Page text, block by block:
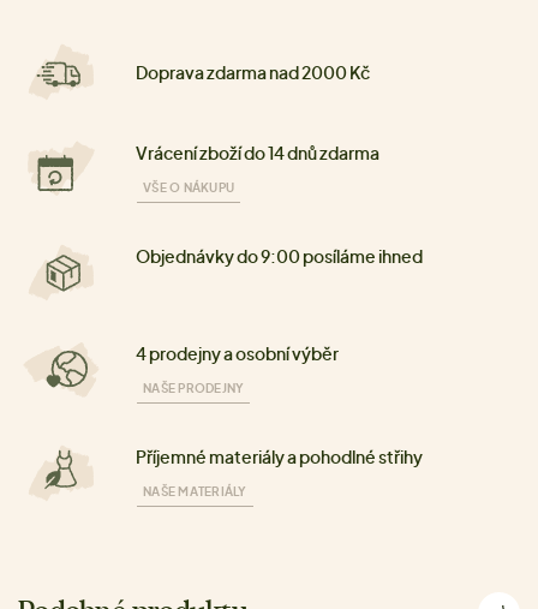
Doprava zdarma nad 2000 Kč
Vrácení zboží do 14 dnů zdarma
VŠE O NÁKUPU
Objednávky do 9:00 posíláme ihned
4 prodejny a osobní výběr
NAŠE PRODEJNY
Příjemné materiály a pohodlné střihy
NAŠE MATERIÁLY